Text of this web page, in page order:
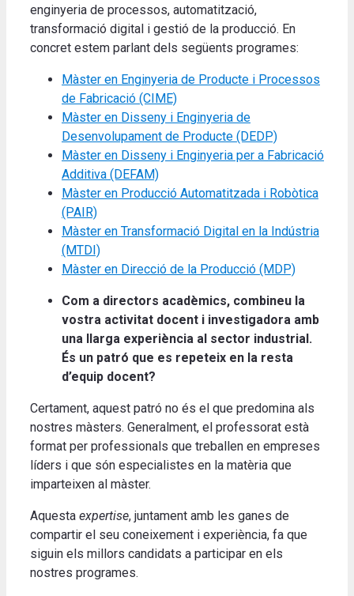
enginyeria de processos, automatització,
transformació digital i gestió de la producció. En
concret estem parlant dels següents programes:
Màster en Enginyeria de Producte i Processos
de Fabricació (CIME)
Màster en Disseny i Enginyeria de
Desenvolupament de Producte (DEDP)
Màster en Disseny i Enginyeria per a Fabricació
Additiva (DEFAM)
Màster en Producció Automatitzada i Robòtica
(PAIR)
Màster en Transformació Digital en la Indústria
(MTDI)
Màster en Direcció de la Producció (MDP)
Com a directors acadèmics, combineu la
vostra activitat docent i investigadora amb
una llarga experiència al sector industrial.
És un patró que es repeteix en la resta
d’equip docent?
Certament, aquest patró no és el que predomina als
nostres màsters. Generalment, el professorat està
format per professionals que treballen en empreses
líders i que són especialistes en la matèria que
imparteixen al màster.
Aquesta expertise, juntament amb les ganes de
compartir el seu coneixement i experiència, fa que
siguin els millors candidats a participar en els
nostres programes.